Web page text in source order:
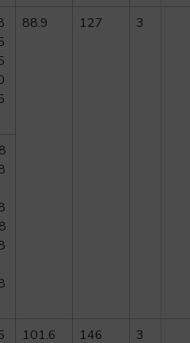
88.9 127 3
101.6 146 3